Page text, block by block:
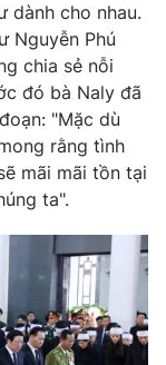
bằng AI
dành cho nhau.
Nguyễn Phú
chia sẻ nỗi
đó bà Naly đã
"Mặc dù
rằng tình
mãi mãi tồn tại
ta".